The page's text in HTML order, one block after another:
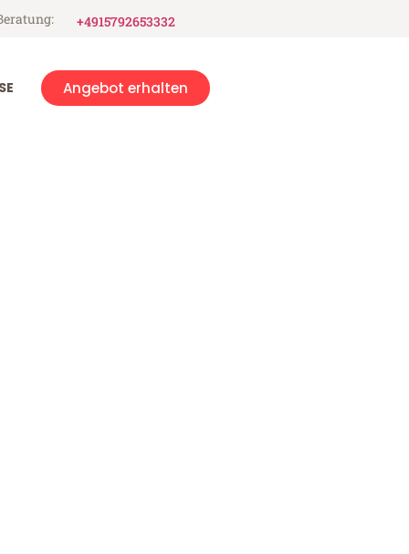
+4915792653332
Angebot erhalten